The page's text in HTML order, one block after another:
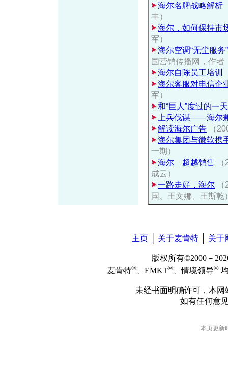
海尔名牌战略解析
丰）
海尔，如何保持市
军）
海尔空调“无尘服
国营销传播网，作者
海尔自陈员工培训
海尔客服对电信企
军）
和“巨人”度过的一天
上兵伐谋——海尔
解读海尔广告
（
海尔集团与微软携
一期）
海尔 超越销售
成云）
一路走好，海尔
国、王文娜、王斯乾
主页│ 关于麦肯特│ 关于
版权所有©2000－
麦肯特® 、EMKT® 、情境领导®
未经书面明确许可，本
如有任何意
本页更新